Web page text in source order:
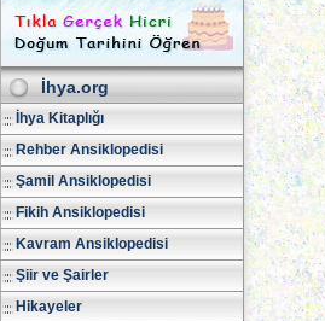
İhya.org
İhya Kitaplığı
Rehber Ansiklopedisi
Şamil Ansiklopedisi
Fikih Ansiklopedisi
Kavram Ansiklopedisi
Şiir ve Şairler
Hikayeler